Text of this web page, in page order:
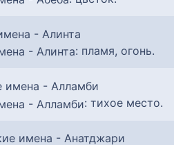
: пламя, огонь.
: тихое место.